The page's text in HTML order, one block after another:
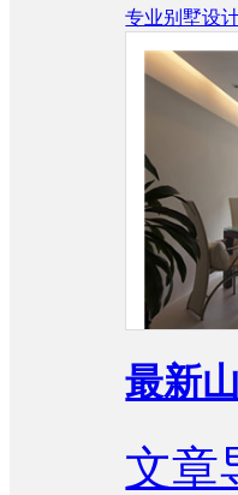
专业别墅设
最新
文章